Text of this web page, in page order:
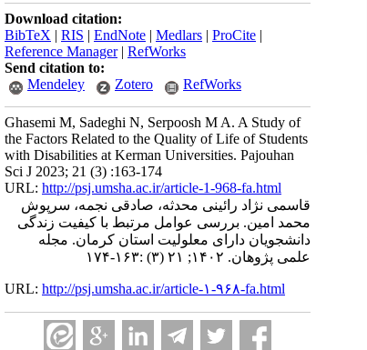
Download citation:
BibTeX | RIS | EndNote | Medlars | ProCite |
Reference Manager| RefWorks
Send citation to:
Mendeley
Zotero RefWorks
Ghasemi M, Sadeghi N, Serpoosh M A. A Study of
the Factors Related to the Quality of Life of Students
with Disabilities at Kerman Universities. Pajouhan
Sci J 2023; 21 (3) :163-174
URL: http://psj.umsha.ac.ir/article-1-968-fa.html
قاسمی نژاد رائینی محدثه، صادقی نجمه، سرپوش
محمد امین. بررسی عوامل مرتبط با کیفیت زندگی
دانشجویان دارای معلولیت استان کرمان. مجله
علمی پژوهان. ۱۴۰۲; ۲۱ (۳) :۱۶۳-۱۷۴
URL: http://psj.umsha.ac.ir/article-۱-۹۶۸-fa.html